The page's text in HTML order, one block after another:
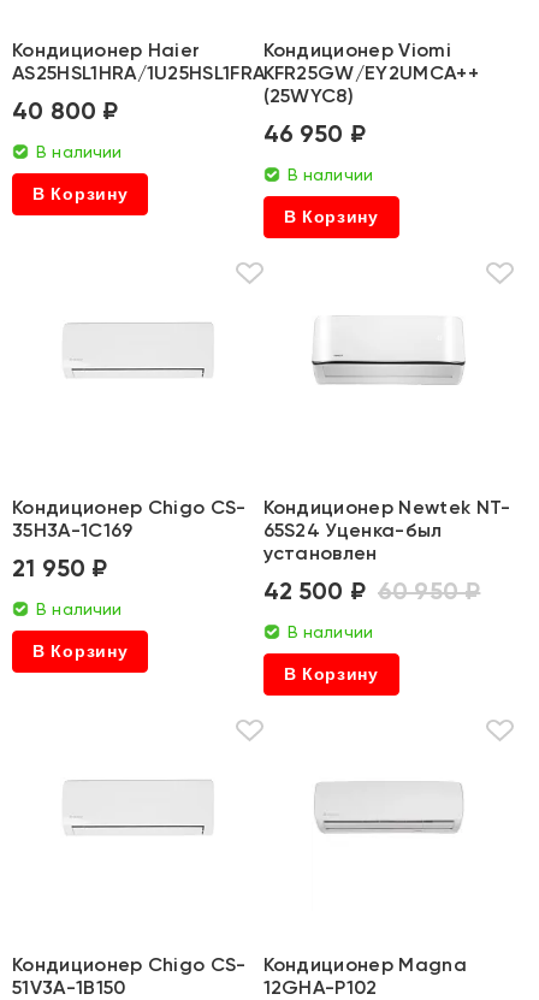
Кондиционер Haier
AS25HSL1HRA/1U25HSL1FRA
40 800 ₽
В наличии
В Корзину
Кондиционер Viomi
KFR25GW/EY2UMCA++
(25WYC8)
46 950 ₽
В наличии
В Корзину
Кондиционер Chigo CS-
35H3A-1C169
21 950 ₽
В наличии
В Корзину
Кондиционер Newtek NT-
65S24 Уценка-был
установлен
42 500 ₽ 60 950 ₽
В наличии
В Корзину
Кондиционер Chigo CS-
51V3A-1B150
Кондиционер Magna
12GHA-P102